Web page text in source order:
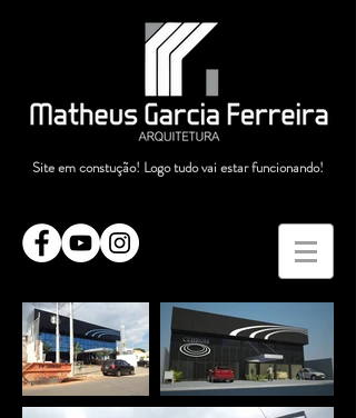
Site em constução! Logo tudo vai estar funcionando!